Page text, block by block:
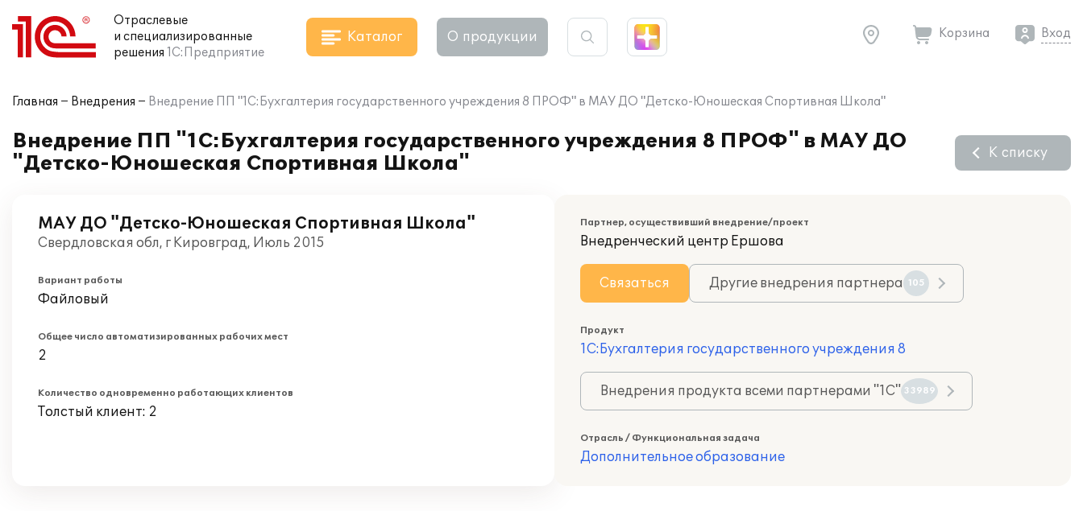
Отраслевые
и специализированные
решения 1С:Предприятие
Каталог О продукции Корзина Вход
Главная Внедрения Внедрение ПП "1С:Бухгалтерия государственного учреждения 8 ПРОФ" в МАУ ДО "Детско-Юношеская Спортивная Школа"
Внедрение ПП "1С:Бухгалтерия государственного учреждения 8 ПРОФ" в МАУ ДО
"Детско-Юношеская Спортивная Школа"
К списку
МАУ ДО "Детско-Юношеская Спортивная Школа"
Свердловская обл, г Кировград, Июль 2015
Вариант работы
Файловый
Общее число автоматизированных рабочих мест
2
Количество одновременно работающих клиентов
Толстый клиент: 2
Партнер, осуществивший внедрение/проект
Внедренческий центр Ершова
Связаться Другие внедрения партнера 105
Продукт
1С:Бухгалтерия государственного учреждения 8
Внедрения продукта всеми партнерами "1С" 33989
Отрасль / Функциональная задача
Дополнительное образование